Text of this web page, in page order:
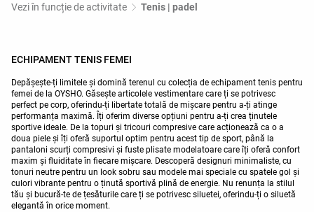
Vezi în funcție de activitate Tenis | padel
ECHIPAMENT TENIS FEMEI
Depășește-ți limitele și domină terenul cu colecția de echipament tenis pentru
femei de la OYSHO. Găsește articolele vestimentare care ți se potrivesc
perfect pe corp, oferindu-ți libertate totală de mișcare pentru a-ți atinge
performanța maximă. Îți oferim diverse opțiuni pentru a-ți crea ținutele
sportive ideale. De la topuri și tricouri compresive care acționează ca o a
doua piele și îți oferă suportul optim pentru acest tip de sport, până la
pantaloni scurți compresivi și fuste plisate modelatoare care îți oferă confort
maxim și fluiditate în fiecare mișcare. Descoperă designuri minimaliste, cu
tonuri neutre pentru un look sobru sau modele mai speciale cu spatele gol și
culori vibrante pentru o ținută sportivă plină de energie. Nu renunța la stilul
tău și bucură-te de țesăturile care ți se potrivesc siluetei, oferindu-ți o siluetă
elegantă în orice moment.